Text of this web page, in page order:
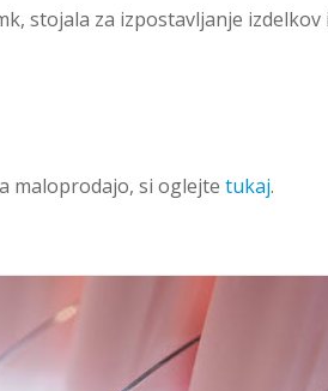
stojala za izpostavljanje izdelkov
maloprodajo, si oglejte tukaj.